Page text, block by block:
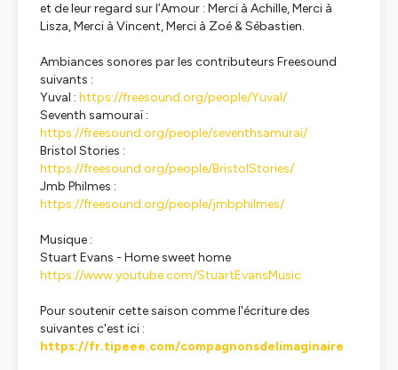
et de leur regard sur l’Amour : Merci à Achille, Merci à
Lisza, Merci à Vincent, Merci à Zoé & Sébastien.
Ambiances sonores par les contributeurs Freesound
suivants :
Yuval : https://freesound.org/people/Yuval/
Seventh samouraï :
https://freesound.org/people/seventhsamurai/
Bristol Stories :
https://freesound.org/people/BristolStories/
Jmb Philmes :
https://freesound.org/people/jmbphilmes/
Musique :
Stuart Evans - Home sweet home
https://www.youtube.com/StuartEvansMusic
Pour soutenir cette saison comme l'écriture des
suivantes c'est ici :
https://fr.tipeee.com/compagnonsdelimaginaire